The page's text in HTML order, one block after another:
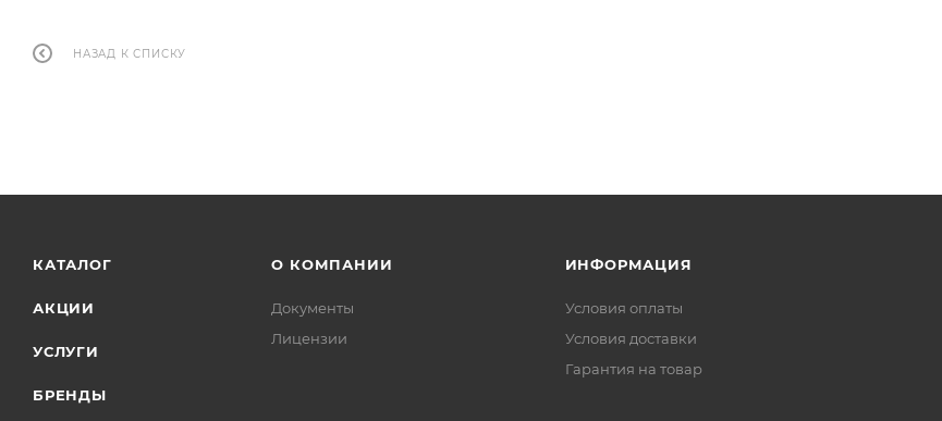
НАЗАД К СПИСКУ
КАТАЛОГ
АКЦИИ
УСЛУГИ
БРЕНДЫ
О КОМПАНИИ
Документы
Лицензии
ИНФОРМАЦИЯ
Условия оплаты
Условия доставки
Гарантия на товар